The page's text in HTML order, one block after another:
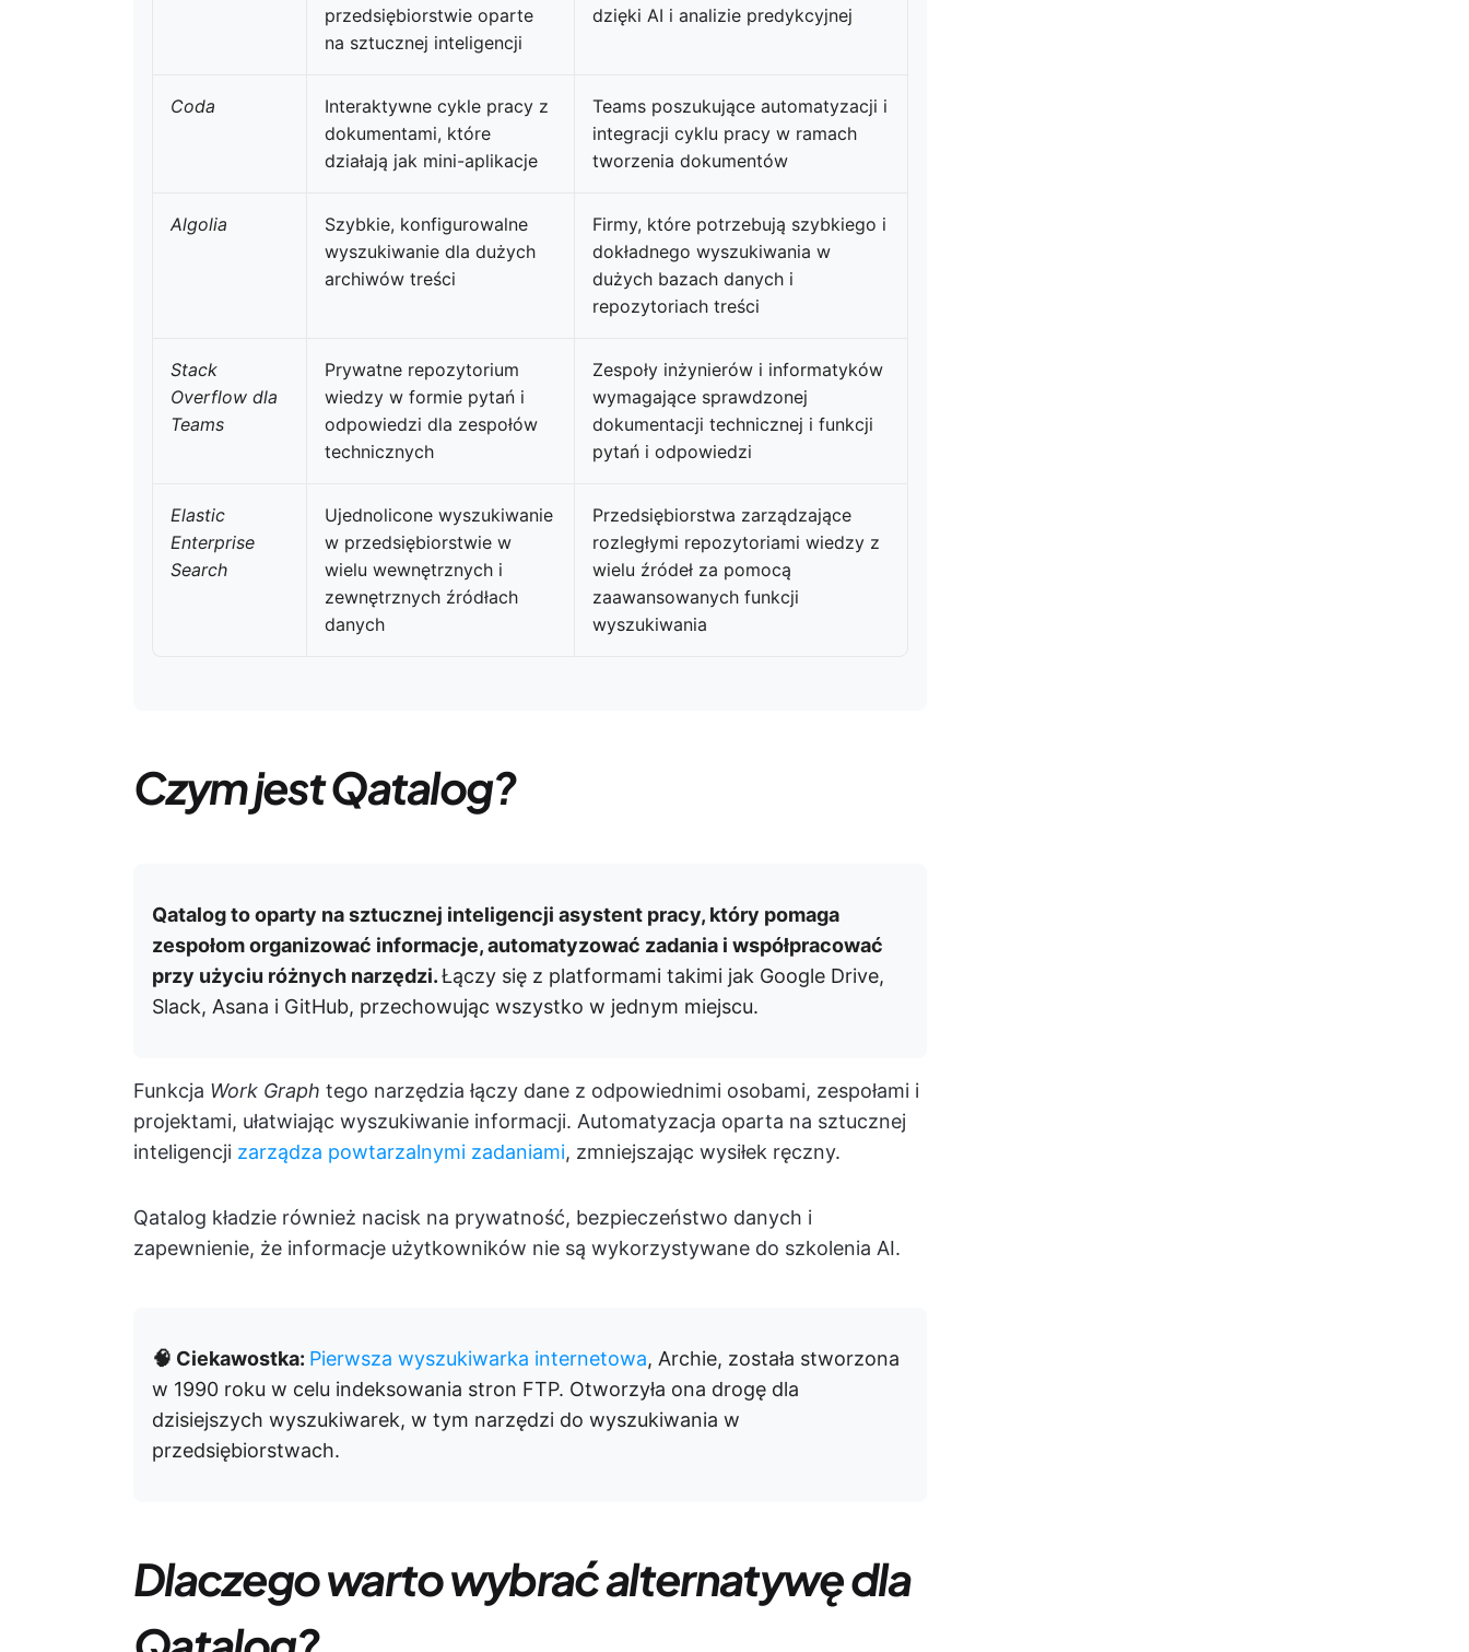
przedsiębiorstwie oparte
na sztucznej inteligencji
dzięki AI i analizie predykcyjnej
Coda
Interaktywne cykle pracy z
dokumentami, które
działają jak mini-aplikacje
Teams poszukujące automatyzacji i
integracji cyklu pracy w ramach
tworzenia dokumentów
Algolia
Szybkie, konfigurowalne
wyszukiwanie dla dużych
archiwów treści
Firmy, które potrzebują szybkiego i
dokładnego wyszukiwania w
dużych bazach danych i
repozytoriach treści
Stack
Overflow dla
Teams
Prywatne repozytorium
wiedzy w formie pytań i
odpowiedzi dla zespołów
technicznych
Zespoły inżynierów i informatyków
wymagające sprawdzonej
dokumentacji technicznej i funkcji
pytań i odpowiedzi
Elastic
Enterprise
Search
Ujednolicone wyszukiwanie
w przedsiębiorstwie w
wielu wewnętrznych i
zewnętrznych źródłach
danych
Przedsiębiorstwa zarządzające
rozległymi repozytoriami wiedzy z
wielu źródeł za pomocą
zaawansowanych funkcji
wyszukiwania
Czym jest Qatalog?
Qatalog to oparty na sztucznej inteligencji asystent pracy, który pomaga
zespołom organizować informacje, automatyzować zadania i współpracować
przy użyciu różnych narzędzi.Łączy się z platformami takimi jak Google Drive,
Slack, Asana i GitHub, przechowując wszystko w jednym miejscu.
Funkcja Work Graph tego narzędzia łączy dane z odpowiednimi osobami, zespołami i
projektami, ułatwiając wyszukiwanie informacji. Automatyzacja oparta na sztucznej
inteligencji zarządza powtarzalnymi zadaniami, zmniejszając wysiłek ręczny.
Qatalog kładzie również nacisk na prywatność, bezpieczeństwo danych i
zapewnienie, że informacje użytkowników nie są wykorzystywane do szkolenia AI.
🧠 Ciekawostka: Pierwsza wyszukiwarka internetowa, Archie, została stworzona
w 1990 roku w celu indeksowania stron FTP. Otworzyła ona drogę dla
dzisiejszych wyszukiwarek, w tym narzędzi do wyszukiwania w
przedsiębiorstwach.
Dlaczego warto wybrać alternatywę dla